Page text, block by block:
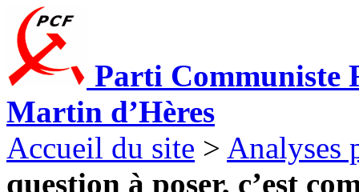
Parti Communiste
Martin d’Hères
Accueil du site > Analyses
question à poser, c’est